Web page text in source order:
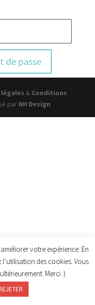
de passe
& Conditions
par NH Design
votre expérience. En
l’utilisation des cookies. Vous
Merci :)